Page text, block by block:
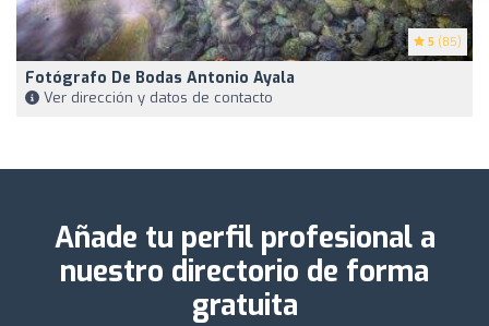
5 (85)
Fotógrafo De Bodas Antonio Ayala
Ver dirección y datos de contacto
Añade tu perfil profesional a
nuestro directorio de forma
gratuita